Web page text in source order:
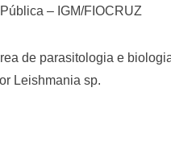
– IGM/FIOCRUZ
de parasitologia e
Leishmania sp.